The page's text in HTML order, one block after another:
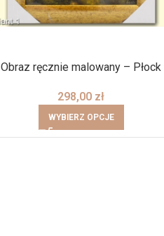
Obraz ręcznie malowany – Płock
298,00 zł
WYBIERZ OPCJE